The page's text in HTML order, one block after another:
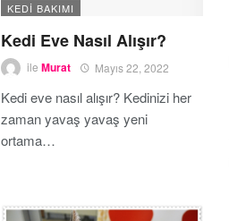
KEDI BAKIMI
Kedi Eve Nasıl Alışır?
ile Murat Mayıs 22, 2022
Kedi eve nasıl alışır? Kedinizi her
zaman yavaş yavaş yeni
ortama…